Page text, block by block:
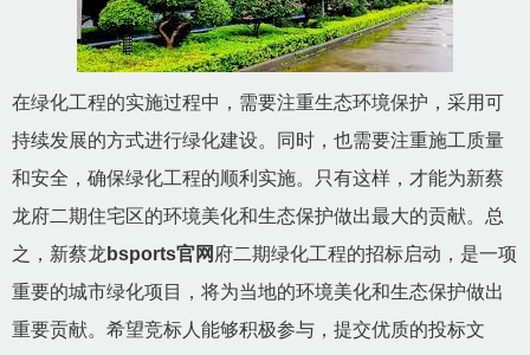
在绿化工程的实施过程中，需要注重生态环境保护，采用可
持续发展的方式进行绿化建设。同时，也需要注重施工质量
和安全，确保绿化工程的顺利实施。只有这样，才能为新蔡
龙府二期住宅区的环境美化和生态保护做出最大的贡献。总
之，新蔡龙 bsports官网 府二期绿化工程的招标启动，是一项
重要的城市绿化项目，将为当地的环境美化和生态保护做出
重要贡献。希望竞标人能够积极参与，提交优质的投标文